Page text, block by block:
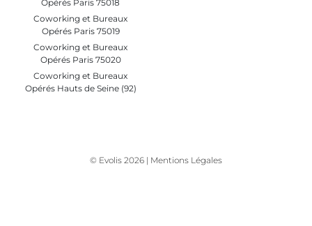
Opérés Paris 75018
Coworking et Bureaux
Opérés Paris 75019
Coworking et Bureaux
Opérés Paris 75020
Coworking et Bureaux
Opérés Hauts de Seine (92)
© Evolis 2026 | Mentions Légales